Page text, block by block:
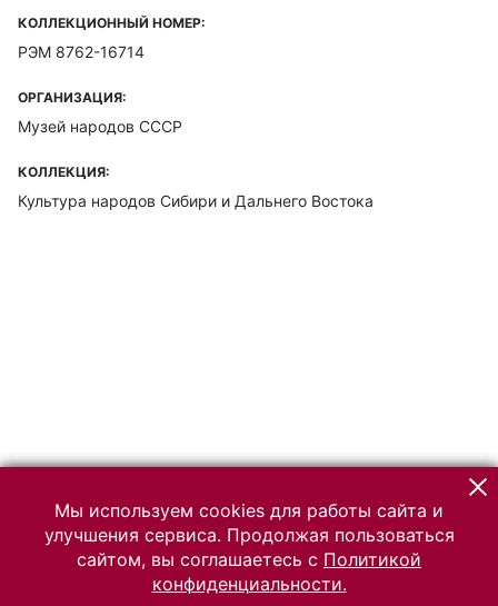
КОЛЛЕКЦИОННЫЙ НОМЕР:
РЭМ 8762-16714
ОРГАНИЗАЦИЯ:
Музей народов СССР
КОЛЛЕКЦИЯ:
Культура народов Сибири и Дальнего Востока
Мы используем cookies для работы сайта и
улучшения сервиса. Продолжая пользоваться
сайтом, вы соглашаетесь с Политикой
конфиденциальности.